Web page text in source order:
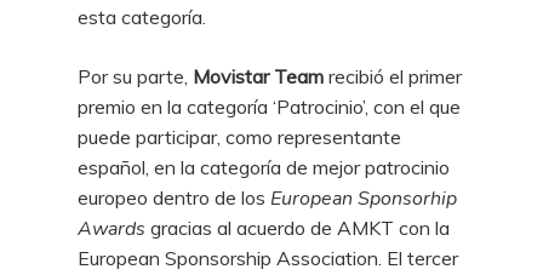
esta categoría.
Por su parte, Movistar Team recibió el primer
premio en la categoría ‘Patrocinio’, con el que
puede participar, como representante
español, en la categoría de mejor patrocinio
europeo dentro de los European Sponsorhip
Awards gracias al acuerdo de AMKT con la
European Sponsorship Association. El tercer